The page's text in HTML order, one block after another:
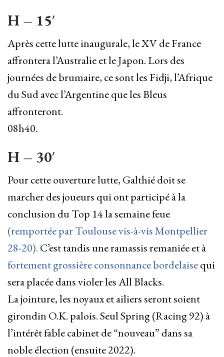
H – 15′
Après cette lutte inaugurale, le XV de France
affrontera l’Australie et le Japon. Lors des
journées de brumaire, ce sont les Fidji, l’Afrique
du Sud avec l’Argentine que les Bleus
affronteront.
08h40.
H – 30′
Pour cette ouverture lutte, Galthié doit se
marcher des joueurs qui ont participé à la
conclusion du Top 14 la semaine feue
(remportée par Toulouse vis-à-vis Montpellier
28-20). C’est tandis une ramassis remaniée et à
fortement grossière consonnance bordelaisequi
sera placée dans violer les All Blacks.
La jointure, les noyaux et ailiers seront soient
girondin O.K. palois. Seul Spring (Racing 92) à
l’intérêt fable cabinet de “nouveau” dans sa
noble élection (ensuite 2022).